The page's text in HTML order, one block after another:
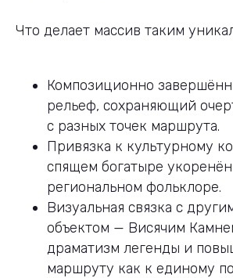
Что делает массив таким
Композиционно
рельеф, сохраняющий
с разных точек маршрута.
Привязка к культурному
спящем богатыре
региональном фольклоре.
Визуальная связка с
объектом — Висячим
драматизм легенды и
маршруту как к единому